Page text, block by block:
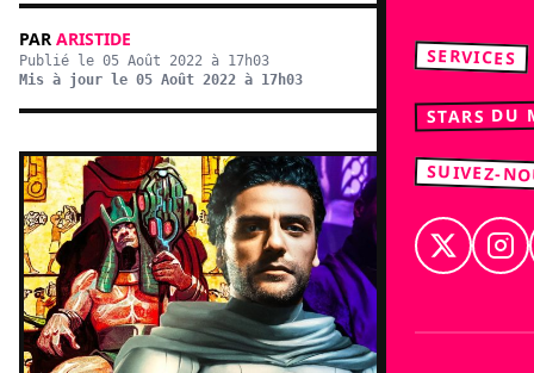
SERVICES
STARS DU
SUIVEZ-
PAR ARISTIDE
Publié le 05 Août 2022 à 17h03
Mis à jour le 05 Août 2022 à 17h03